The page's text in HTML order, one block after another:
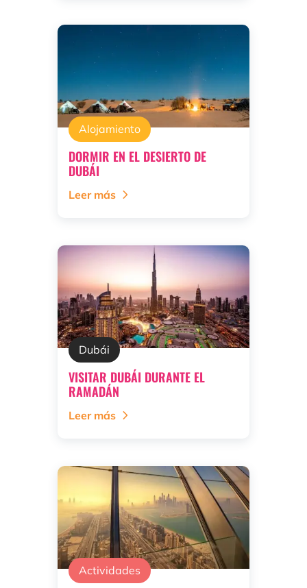
Alojamiento
DORMIR EN EL DESIERTO DE
DUBÁI
Leer más
Dubái
VISITAR DUBÁI DURANTE EL
RAMADÁN
Leer más
Actividades